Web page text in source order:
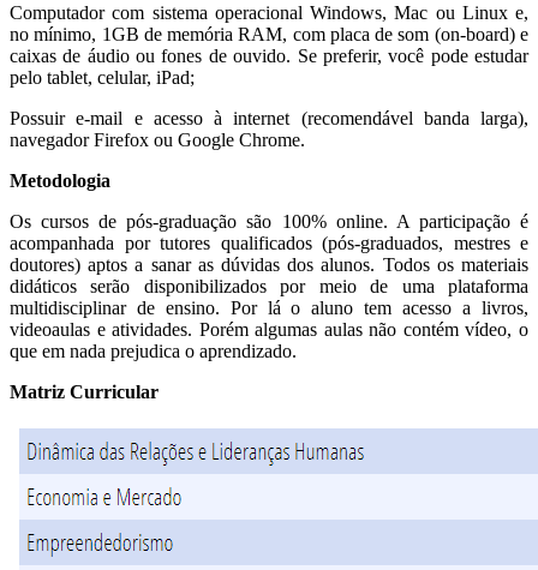
Computador com sistema operacional Windows, Mac ou Linux e,
no mínimo, 1GB de memória RAM, com placa de som (on-board) e
caixas de áudio ou fones de ouvido. Se preferir, você pode estudar
pelo tablet, celular, iPad;
Possuir e-mail e acesso à internet (recomendável banda larga),
navegador Firefox ou Google Chrome.
Metodologia
Os cursos de pós-graduação são 100% online. A participação é
acompanhada por tutores qualificados (pós-graduados, mestres e
doutores) aptos a sanar as dúvidas dos alunos. Todos os materiais
didáticos serão disponibilizados por meio de uma plataforma
multidisciplinar de ensino. Por lá o aluno tem acesso a livros,
videoaulas e atividades. Porém algumas aulas não contém vídeo, o
que em nada prejudica o aprendizado.
Matriz Curricular